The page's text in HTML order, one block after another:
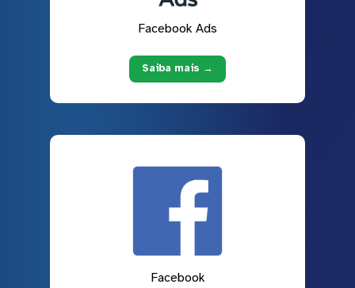
Facebook Ads
Saiba mais →
Facebook